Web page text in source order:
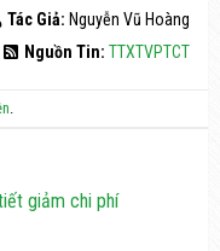
Tác Giả: Nguyễn Vũ Hoàng
Nguồn Tin: TTXTVPTCT
.
giảm chi phí